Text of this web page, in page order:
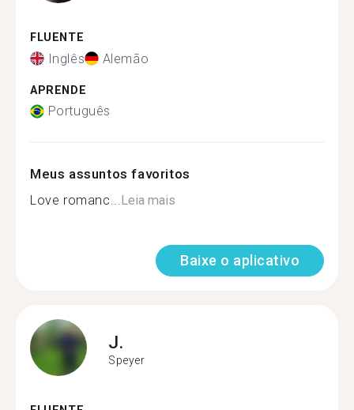
FLUENTE
Inglês Alemão
APRENDE
Português
Meus assuntos favoritos
Love romanc...Leia mais
Baixe o aplicativo
J.
Speyer